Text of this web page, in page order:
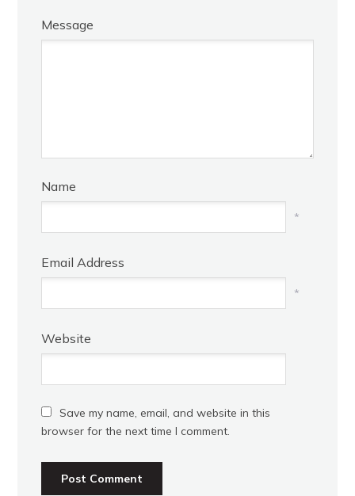
Message
Name
*
Email Address
*
Website
Save my name, email, and website in this
browser for the next time I comment.